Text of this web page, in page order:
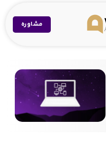
مشاوره